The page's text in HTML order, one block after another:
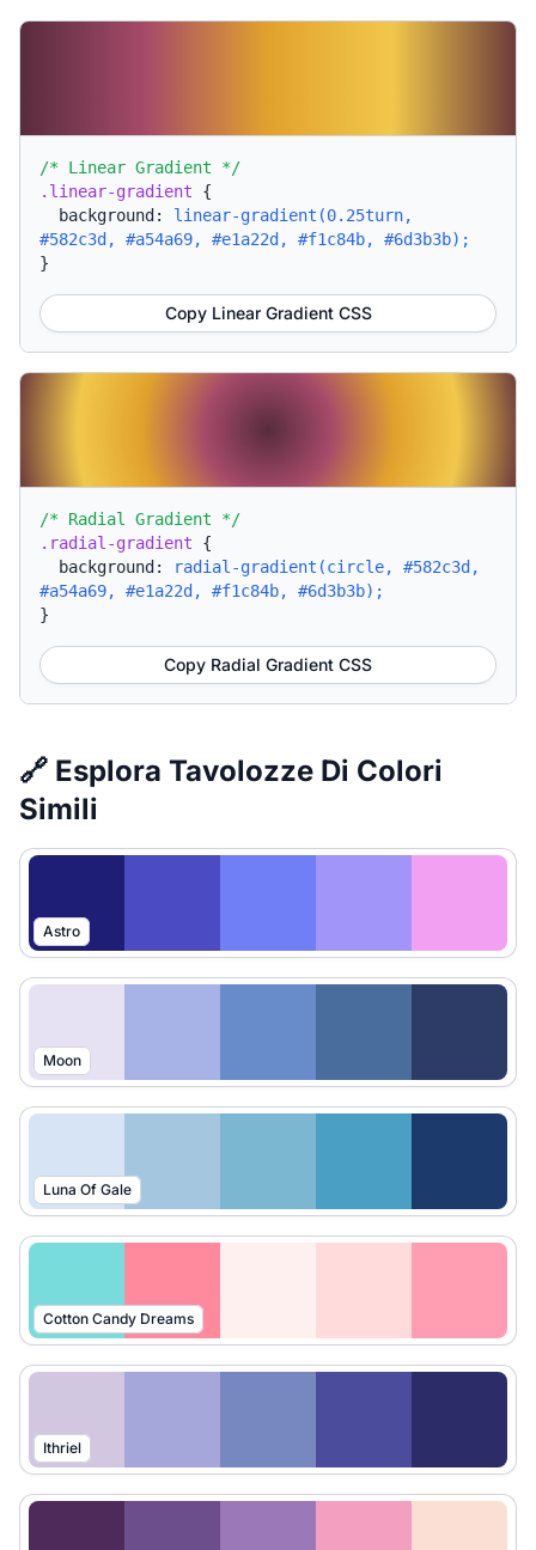
/* Linear Gradient */
.linear-gradient {
background: linear-gradient(0.25turn,
#582c3d, #a54a69, #e1a22d, #f1c84b, #6d3b3b);
}
Copy Linear Gradient CSS
/* Radial Gradient */
.radial-gradient {
background:
radial-gradient(circle, #582c3d,
#a54a69, #e1a22d, #f1c84b, #6d3b3b);
}
Copy Radial Gradient CSS
🔗 Esplora Tavolozze Di Colori
Simili
Astro
Moon
Luna Of Gale
Cotton Candy Dreams
Ithriel